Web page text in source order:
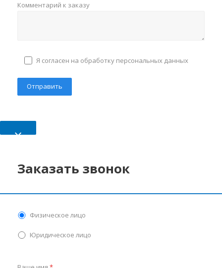
Комментарий к заказу
Я согласен на обработку персональных данных
×
Заказать звонок
Физическое лицо
Юридическое лицо